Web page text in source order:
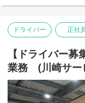
将来の資産形成をサポ
制度を導入しています。
会社が掛金を拠出し、
制度です。
試運転や安全チェック
される、やりがいのあ
1日の工事件数は2～3件
事務手続きは拠点の事
現場情報も事前に共有
ています。
ドライバー 正社
【ドライバー
業務 (川崎サー